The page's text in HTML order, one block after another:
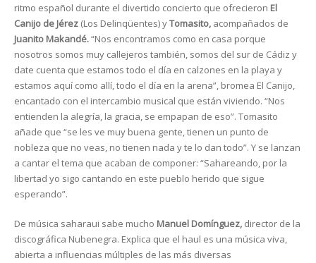
ritmo español durante el divertido concierto que ofrecieron El
Canijo de Jérez (Los Delinqüentes) yTomasito, acompañados de
Juanito Makandé.“Nos encontramos como en casa porque
nosotros somos muy callejeros también, somos del sur de Cádiz y
date cuenta que estamos todo el día en calzones en la playa y
estamos aquí como allí, todo el día en la arena”, bromea El Canijo,
encantado con el intercambio musical que están viviendo. “Nos
entienden la alegría, la gracia, se empapan de eso”. Tomasito
añade que “se les ve muy buena gente, tienen un punto de
nobleza que no veas, no tienen nada y te lo dan todo”. Y se lanzan
a cantar el tema que acaban de componer: “Sahareando, por la
libertad yo sigo cantando en este pueblo herido que sigue
esperando”.
De música saharaui sabe mucho Manuel Domínguez, director de la
discográfica Nubenegra. Explica que el haul es una música viva,
abierta a influencias múltiples de las más diversas